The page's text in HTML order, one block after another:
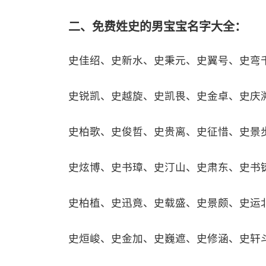
二、免费姓史的男宝宝名字大全：
史佳绍、史新水、史秉元、史翼号、史弯
史锐凯、史越旋、史凯畏、史金卓、史庆
史柏歌、史俊哲、史贵离、史征惜、史景
史炫博、史书璋、史汀山、史肃东、史书
史柏植、史迅竟、史载盛、史景颇、史运
史烜峻、史金加、史巍遮、史修涵、史轩